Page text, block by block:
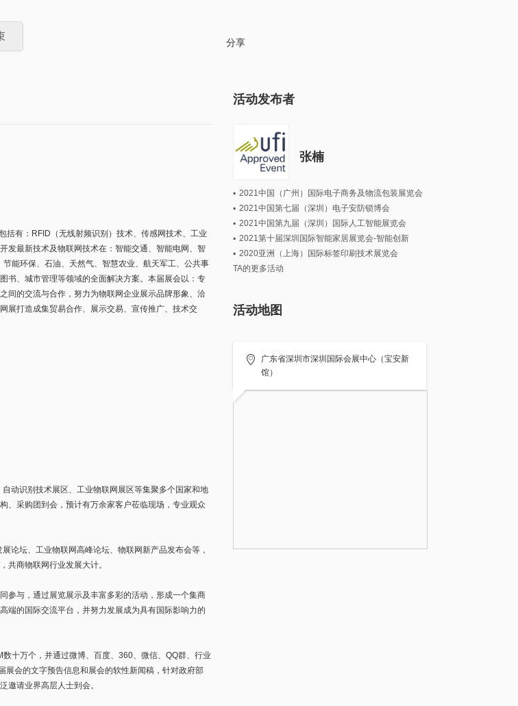
分享
括有：RFID（无线射频识别）技术、传感网技术、工业
发最新技术及物联网技术在：智能交通、智能电网、智
能环保、石油、天然气、智慧农业、航天军工、公共事
书、城市管理等领域的全面解决方案。本届展会以：专
间的交流与合作，努力为物联网企业展示品牌形象、洽
展打造成集贸易合作、展示交易、宣传推广、技术交
动识别技术展区、工业物联网展区等集聚多个国家和地
、采购团到会，预计有万余家客户莅临现场，专业观众
论坛、工业物联网高峰论坛、物联网新产品发布会等，
共商物联网行业发展大计。
参与，通过展览展示及丰富多彩的活动，形成一个集商
端的国际交流平台，并努力发展成为具有国际影响力的
十万个，并通过微博、百度、360、微信、QQ群、行业
会的文字预告信息和展会的软性新闻稿，针对政府部
邀请业界高层人士到会。
活动发布者
张楠
▪ 2021中国（广州）国际电子商务及物流包装展览会
▪ 2021中国第七届（深圳）电子安防锁博会
▪ 2021中国第九届（深圳）国际人工智能展览会
▪ 2021第十届深圳国际智能家居展览会-智能创新
▪ 2020亚洲（上海）国际标签印刷技术展览会
TA的更多活动
活动地图
广东省深圳市深圳国际会展中心（宝安新
馆）